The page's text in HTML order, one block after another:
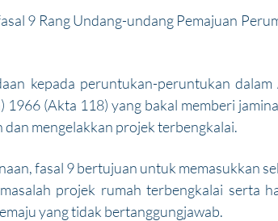
9 Rang Undang-undang Pemajuan
kepada peruntukan-peruntukan dalam
1966 (Akta 118) yang bakal memberi
mengelakkan projek terbengkalai.
fasal 9 bertujuan untuk memasukkan
projek rumah terbengkalai serta
yang tidak bertanggungjawab.